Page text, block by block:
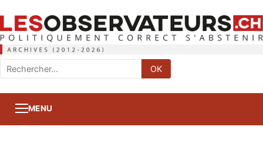
Rechercher
:
OK
MENU